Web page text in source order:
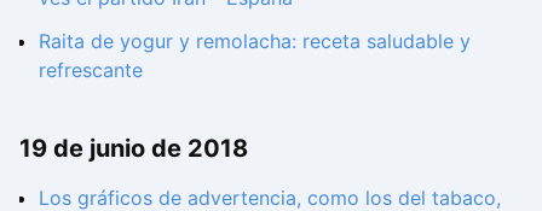
Raita de yogur y remolacha: receta saludable y
refrescante
19 de junio de 2018
Los gráficos de advertencia, como los del tabaco,